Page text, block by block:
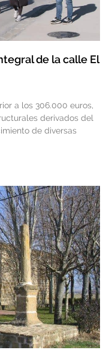
de la calle El
a los 306.000 euros,
derivados del
de diversas